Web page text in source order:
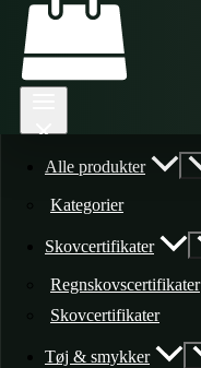
Alle produkter
Kategorier
Skovcertifikater
Regnskovscertifikater
Skovcertifikater
Tøj & smykker